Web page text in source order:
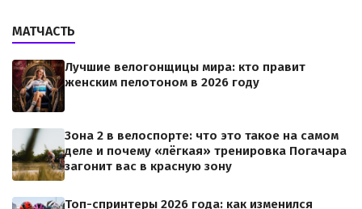
МАТЧАСТЬ
Лучшие велогонщицы мира: кто правит
женским пелотоном в 2026 году
Зона 2 в велоспорте: что это такое на самом
деле и почему «лёгкая» тренировка Погачара
загонит вас в красную зону
Топ-спринтеры 2026 года: как изменился